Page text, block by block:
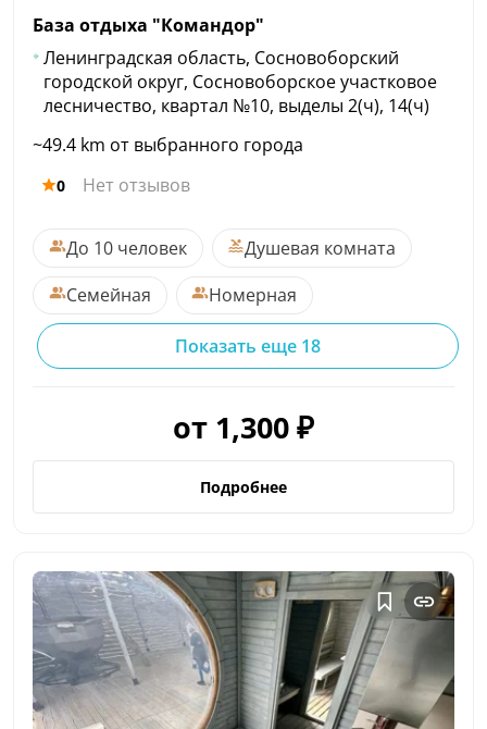
База отдыха "Командор"
Ленинградская область, Сосновоборский
городской округ, Сосновоборское участковое
лесничество, квартал №10, выделы 2(ч), 14(ч)
~49.4 km от выбранного города
0 Нет отзывов
До 10 человек
Душевая комната
Семейная
Номерная
Показать еще 18
от 1,300 ₽
Подробнее